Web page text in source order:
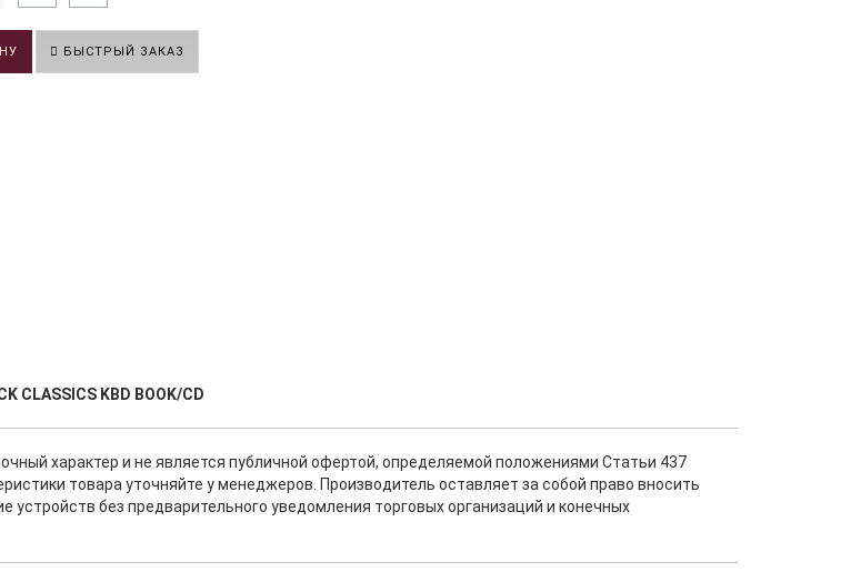
БЫСТРЫЙ ЗАКАЗ
CLASSICS KBD BOOK/CD
характер и не является публичной офертой, определяемой положениями Статьи 437
товара уточняйте у менеджеров. Производитель оставляет за собой право вносить
без предварительного уведомления торговых организаций и конечных